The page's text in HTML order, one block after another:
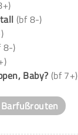
(bf 8-)
8-)
Baby? (bf 7+)